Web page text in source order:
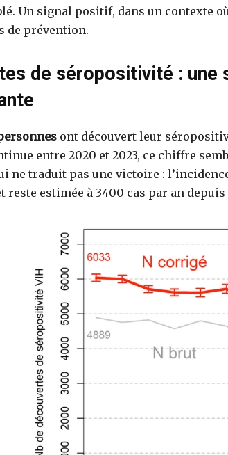
Un signal positif, dans un contexte
de prévention.
de séropositivité : une
ont découvert leur
entre 2020 et 2023, ce chiffre
ne traduit pas une victoire :
reste estimée à 3400 cas par an depuis